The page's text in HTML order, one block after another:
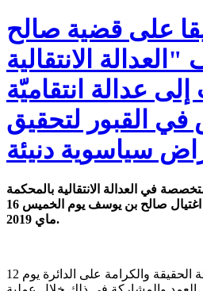
على قضية صالح
الانتقالية
عدالة انتقاميّة
القبور لتحقيق
في العدالة الانتقالية بالمحكمة
الابتدائية بتونس في قضية اغتيال صالح بن يوسف يوم الخميس 16
ماي 2019.
ويتعلّق الملف الذي أحالته هيئة الحقيقة والكرامة على الدائرة يوم 12